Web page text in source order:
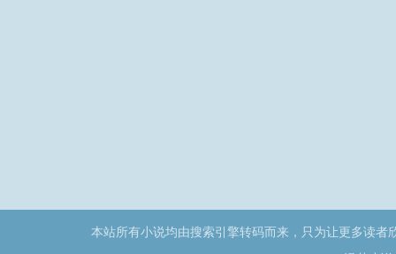
本站所有小说均由搜索引擎转码而来，只为让更多读